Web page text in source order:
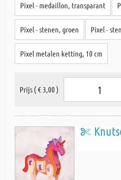
Pixel - medaillon, transparant
Pixel - stenen, groen Pixel -
Pixel metalen ketting, 10 cm
Prijs ( € 3,00 )